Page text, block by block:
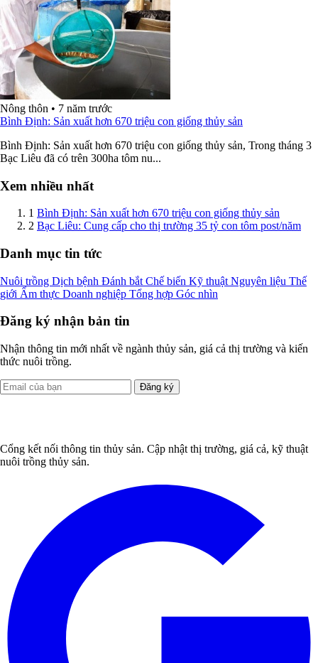
Nông thôn • 7 năm trước
Bình Định: Sản xuất hơn 670 triệu con giống thủy sản
Bình Định: Sản xuất hơn 670 triệu con giống thủy sản, Trong tháng 3
Bạc Liêu đã có trên 300ha tôm nu...
Xem nhiều nhất
1 Bình Định: Sản xuất hơn 670 triệu con giống thủy sản
2 Bạc Liêu: Cung cấp cho thị trường 35 tỷ con tôm post/năm
Danh mục tin tức
Nuôi trồng Dịch bệnh Đánh bắt Chế biến Kỹ thuật Nguyên liệu Thế
giới Ẩm thực Doanh nghiệp Tổng hợp Góc nhìn
Đăng ký nhận bản tin
Nhận thông tin mới nhất về ngành thủy sản, giá cả thị trường và kiến
thức nuôi trồng.
Đăng ký
Cổng kết nối thông tin thủy sản. Cập nhật thị trường, giá cả, kỹ thuật
nuôi trồng thủy sản.